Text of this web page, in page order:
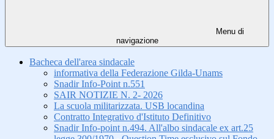
Menu di
navigazione
Bacheca dell'area sindacale
informativa della Federazione Gilda-Unams
Snadir Info-Point n.551
SAIR NOTIZIE N. 2- 2026
La scuola militarizzata. USB locandina
Contratto Integrativo d'Istituto Definitivo
Snadir Info-point n.494. All'albo sindacale ex art.25